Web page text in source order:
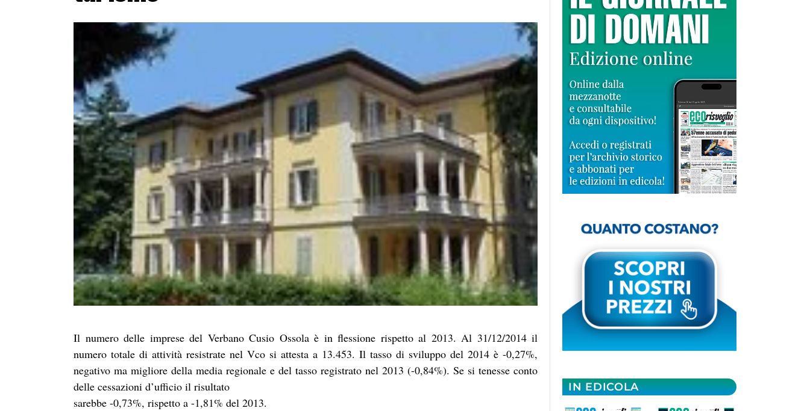
Il numero delle imprese del Verbano Cusio Ossola è in flessione rispetto al 2013. Al 31/12/2014 il
numero totale di attività resistrate nel Vco si attesta a 13.453. Il tasso di sviluppo del 2014 è -0,27%,
negativo ma migliore della media regionale e del tasso registrato nel 2013 (-0,84%). Se si tenesse conto
delle cessazioni d’ufficio il risultato
sarebbe -0,73%, rispetto a -1,81% del 2013.
IN EDICOLA